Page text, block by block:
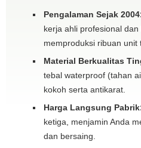
Pengalaman Sejak
kerja ahli profesional
memproduksi ribuan unit
Material Berkualitas
tebal waterproof (tahan
kokoh serta antikarat.
Harga Langsung
ketiga, menjamin Anda
dan bersaing.